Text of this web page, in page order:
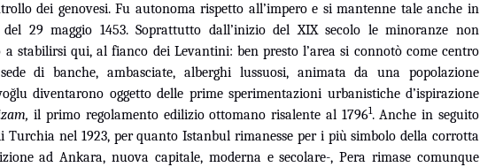
dei genovesi. Fu autonoma rispetto all’impero e si mantenne tale anche in
29 maggio 1453. Soprattutto dall’inizio del XIX secolo le minoranze non
stabilirsi qui, al fianco dei Levantini: ben presto l’area si connotò come centro
di banche, ambasciate, alberghi lussuosi, animata da una popolazione
diventarono oggetto delle prime sperimentazioni urbanistiche d’ispirazione
il primo regolamento edilizio ottomano risalente al 17961. Anche in seguito
Turchia nel 1923, per quanto Istanbul rimanesse per i più simbolo della corrotta
ad Ankara, nuova capitale, moderna e secolare-, Pera rimase comunque